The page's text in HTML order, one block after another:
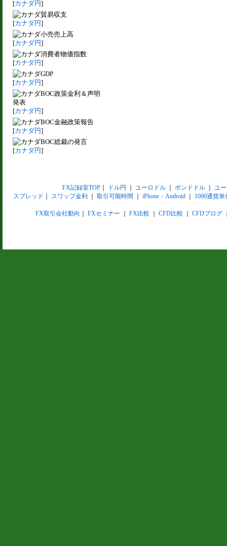
[カナダ円]
貿易収支
[カナダ円]
小売売上高
[カナダ円]
消費者物価指数
[カナダ円]
GDP
[カナダ円]
BOC政策金利＆声明
発表
[カナダ円]
BOC金融政策報告
[カナダ円]
BOC総裁の発言
[カナダ円]
FX記録室TOP｜ ドル円 ユーロドル｜ ポンドドル｜ ユ
スプレッド
スワップ金利 取引可能時間 iPhone・Android 1000通貨単
FX取引会社動向 FXセミナー FX比較 CFD比較 CFDブログ